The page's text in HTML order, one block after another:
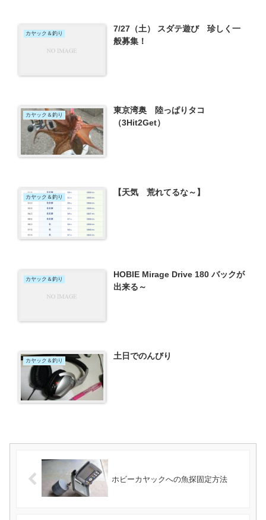
カヤック＆釣り
7/27（土） スダテ遊び 珍しく一
般募集！
カヤック＆釣り
東京湾奥 陸っぱりタコ
（3Hit2Get）
カヤック＆釣り 【天気 荒れてるな～】
カヤック＆釣り
HOBIE Mirage Drive 180 バックが
出来る～
カヤック＆釣り 土日でのんびり
ホビーカヤックへの魚探固定方法